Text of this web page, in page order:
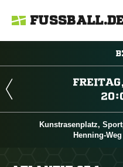
Kunstrasenplatz,
Henning-